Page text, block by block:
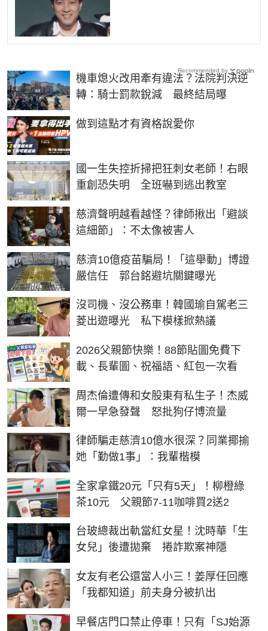
機車熄火改用牽有違法？法院判決逆
轉：騎士罰款銳減 最終結局曝
做到這點才有資格說愛你
PR
國一生失控折掃把狂刺女老師！右眼
重創恐失明 全班嚇到逃出教室
慈濟聲明越看越怪？律師揪出「避談
這細節」：不太像被害人
慈濟10億疫苗騙局！「這舉動」博證
嚴信任 郭台銘避坑關鍵曝光
沒司機、沒公務車！韓國瑜自駕老三
菱出遊曝光 私下模樣掀熱議
2026父親節快樂！88節貼圖免費下
載、長輩圖、祝福語、紅包一次看
周杰倫遭傳和女股東有私生子！杰威
爾一早急發聲 怒批狗仔博流量
律師騙走慈濟10億水很深？同業揶揄
她「勤做1事」：我輩楷模
全家拿鐵20元「只有5天」！柳橙綠
茶10元 父親節7-11咖啡買2送2
台玻總裁出軌當紅女星！沈時華「生
女兒」後遭拋棄 捲詐欺案神隱
女友有老公還當人小三！姜厚任回應
「我都知道」前夫身分被扒出
早餐店門口禁止停車！只有「SJ始源
Recommended by